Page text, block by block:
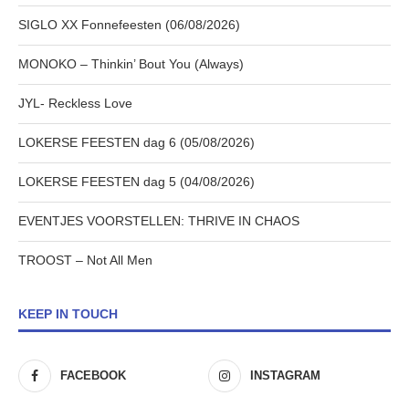
SIGLO XX Fonnefeesten (06/08/2026)
MONOKO – Thinkin’ Bout You (Always)
JYL- Reckless Love
LOKERSE FEESTEN dag 6 (05/08/2026)
LOKERSE FEESTEN dag 5 (04/08/2026)
EVENTJES VOORSTELLEN: THRIVE IN CHAOS
TROOST – Not All Men
KEEP IN TOUCH
FACEBOOK INSTAGRAM